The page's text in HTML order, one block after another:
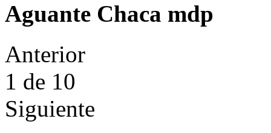
Aguante Chaca mdp
Anterior
1 de 10
Siguiente